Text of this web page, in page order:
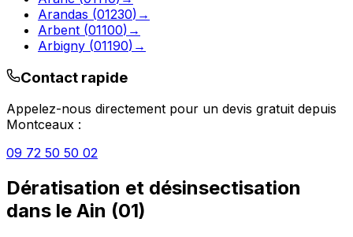
Arandas (01230) →
Arbent (01100) →
Arbigny (01190) →
Contact rapide
Appelez-nous directement pour un devis gratuit depuis
Montceaux :
09 72 50 50 02
Dératisation et désinsectisation
dans le Ain (01)